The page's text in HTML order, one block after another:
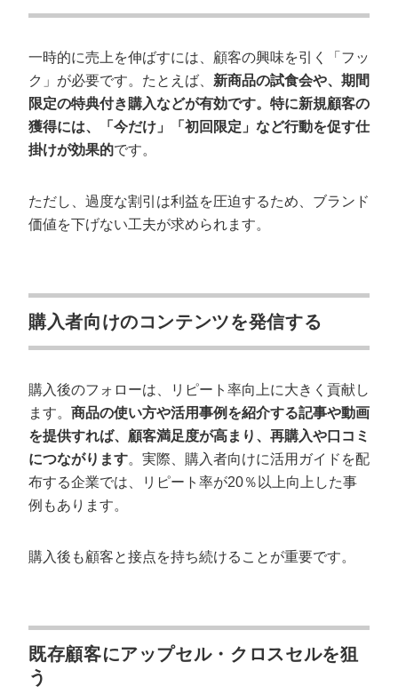
一時的に売上を伸ばすには、顧客の興味を引く「フッ
ク」が必要です。たとえば、 新商品の試食会や、期間
限定の特典付き購入などが有効です。特に新規顧客の
獲得には、「今だけ」「初回限定」など行動を促す仕
掛けが効果的です。
ただし、過度な割引は利益を圧迫するため、ブランド
価値を下げない工夫が求められます。
購入者向けのコンテンツを発信する
購入後のフォローは、リピート率向上に大きく貢献し
ます。 商品の使い方や活用事例を紹介する記事や動画
を提供すれば、顧客満足度が高まり、再購入や口コミ
につながります。実際、購入者向けに活用ガイドを配
布する企業では、リピート率が20％以上向上した事
例もあります。
購入後も顧客と接点を持ち続けることが重要です。
既存顧客にアップセル・クロスセルを狙
う